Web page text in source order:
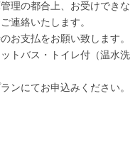
理の都合上、お受けできな
連絡いたします。
お支払をお願い致します。
トバス・トイレ付（温水洗
ンにてお申込みください。